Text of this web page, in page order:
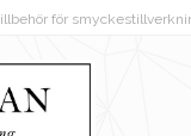
för